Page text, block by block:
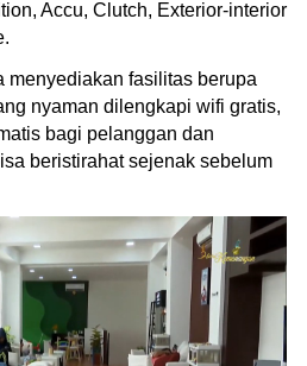
Accu, Clutch, Exterior-interior
menyediakan fasilitas berupa
nyaman dilengkapi wifi gratis,
bagi pelanggan dan
beristirahat sejenak sebelum